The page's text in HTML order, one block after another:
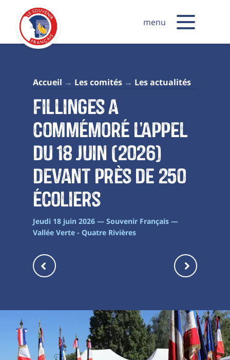
menu
Accueil Les comités Les actualités
Fillinges a
commémoré l’Appel
du 18 Juin (2026)
devant près de 250
écoliers
Jeudi 18 juin 2026 — Souvenir Français —
Vallée Verte - Quatre Rivières